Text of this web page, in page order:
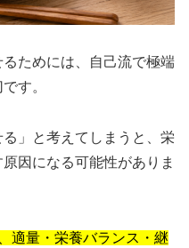
ためには、自己流で極端
す。
る」と考えてしまうと、栄
因になる可能性がありま
適量・栄養バランス・継